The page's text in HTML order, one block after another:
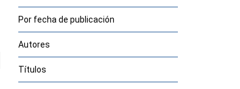
Por fecha de publicación
Autores
Títulos